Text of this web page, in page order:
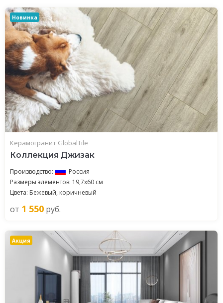
Новинка
Керамогранит GlobalTile
Коллекция Джизак
Производство:
Россия
Размеры элементов: 19,7x60 см
Цвета: Бежевый, коричневый
от 1 550 руб.
Акция